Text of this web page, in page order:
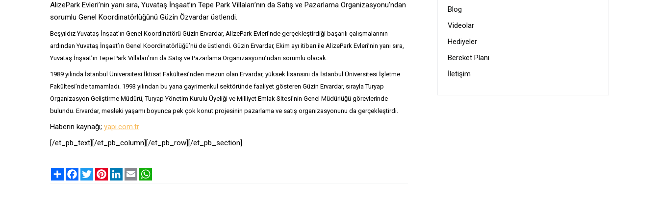
AlizePark Evleri’nin yanı sıra, Yuvataş İnşaat’ın Tepe Park Villaları’nın da Satış ve Pazarlama Organizasyonu’ndan
sorumlu Genel Koordinatörlüğünü Güzin Özvardar üstlendi.
Beşyıldız Yuvataş İnşaat’ın Genel Koordinatörü Güzin Ervardar, AlizePark Evleri’nde gerçekleştirdiği başarılı çalışmalarının
ardından Yuvataş İnşaat’ın Genel Koordinatörlüğü’nü de üstlendi. Güzin Ervardar, Ekim ayı itibarı ile AlizePark Evleri’nin yanı sıra,
Yuvataş İnşaat’ın Tepe Park Villaları’nın da Satış ve Pazarlama Organizasyonu’ndan sorumlu olacak.
1989 yılında İstanbul Üniversitesi İktisat Fakültesi’nden mezun olan Ervardar, yüksek lisansını da İstanbul Üniversitesi İşletme
Fakültesi’nde tamamladı. 1993 yılından bu yana gayrimenkul sektöründe faaliyet gösteren Güzin Ervardar, sırayla Turyap
Organizasyon Geliştirme Müdürü, Turyap Yönetim Kurulu Üyeliği ve Milliyet Emlak Sitesi’nin Genel Müdürlüğü görevlerinde
bulundu. Ervardar, mesleki yaşamı boyunca pek çok konut projesinin pazarlama ve satış organizasyonunu da gerçekleştirdi.
Haberin kaynağı; yapi.com.tr
[/et_pb_text][/et_pb_column][/et_pb_row][/et_pb_section]
Share FacebookTwitterPinterestLinkedIn
Email
Blog
Videolar
Hediyeler
Bereket Planı
İletişim